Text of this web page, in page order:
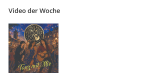
Video der Woche